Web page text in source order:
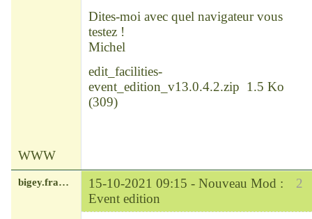
Dites-moi avec quel navigateur vous
testez !
Michel
edit_facilities-
event_edition_v13.0.4.2.zip 1.5 Ko
(309)
WWW
2
bigey.francois 15-10-2021 09:15 - Nouveau Mod :
Event edition